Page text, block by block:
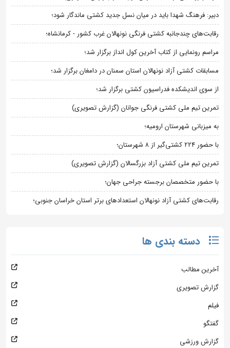
دبیر: فرهنگ شهدا باید در میان نسل جدید کشتی ماندگار شود؛
رقابت‌های چندجانبه کشتی فرنگی نونهالان غرب کشور - کرمانشاه؛
مراسم رونمایی از کتاب آخرین کول انداز برگزار شد؛
مسابقات کشتی آزاد نونهالان استان سمنان در دامغان برگزار شد؛
از سوی اندیشکده فدراسیون کشتی برگزار شد؛
تمرین تیم ملی کشتی فرنگی جوانان (گزارش تصویری)
به میزبانی شهرستان ارومیه؛
با حضور ۲۲۴ کشتی‌گیر از ۸ شهرستان؛
تمرین تیم ملی کشتی آزاد بزرگسالان (گزارش تصویری)
با حضور متخصصان برجسته جراحی جهان؛
رقابت‌های کشتی آزاد نونهالان استعدادهای برتر استان خراسان جنوبی؛
دسته بندی ها
آخرین مطالب
گزارش تصویری
فیلم
گفتگو
گزارش ورزشی